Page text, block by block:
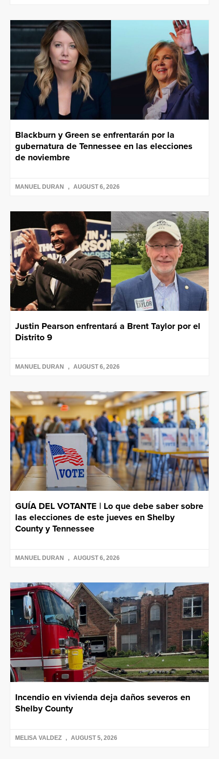
Blackburn y Green se enfrentarán por la
gubernatura de Tennessee en las elecciones
de noviembre
MANUEL DURAN AUGUST 6, 2026
Justin Pearson enfrentará a Brent Taylor por el
Distrito 9
MANUEL DURAN AUGUST 6, 2026
GUÍA DEL VOTANTE | Lo que debe saber sobre
las elecciones de este jueves en Shelby
County y Tennessee
MANUEL DURAN AUGUST 6, 2026
Incendio en vivienda deja daños severos en
Shelby County
MELISA VALDEZ AUGUST 5, 2026